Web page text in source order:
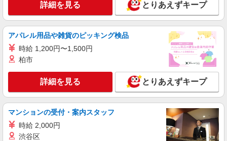
キープ 詳細を見る
派遣社員
株式会社テクノ・サービス/お仕事No/0905628
時給1200円交通費全額支給
広島県三原市 ＊車・バイク通勤OK
キープ 詳細を見る
派遣社員
詳細を見る とりあえずキープ
アパレル用品や雑貨のピッキング検品
時給 1,200円〜1,500円
柏市
詳細を見る とりあえずキープ
マンションの受付・案内スタッフ
時給 2,000円
渋谷区